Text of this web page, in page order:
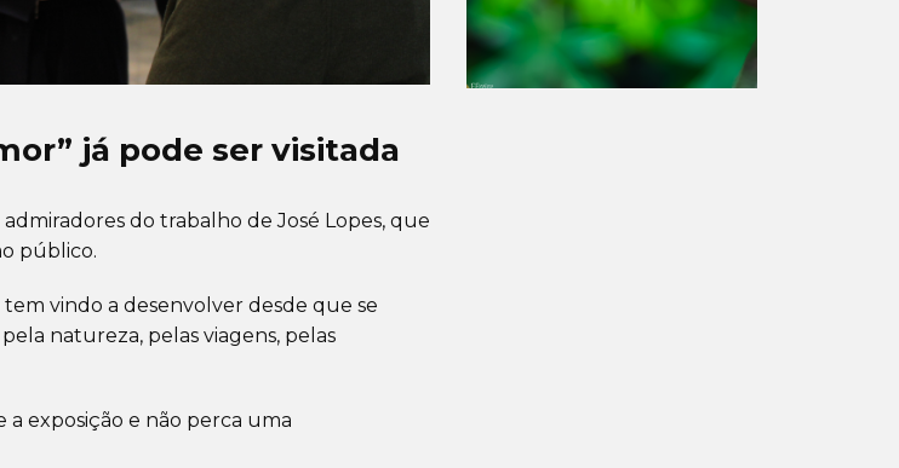
já pode ser visitada
do trabalho de José Lopes, que
público.
vindo a desenvolver desde que se
natureza, pelas viagens, pelas
a exposição e não perca uma